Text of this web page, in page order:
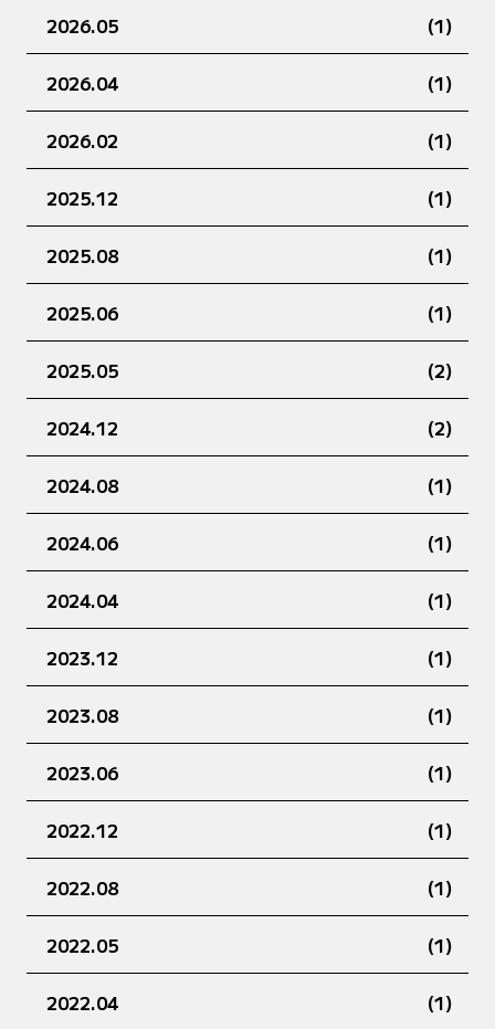
2026.05 (1)
2026.04 (1)
2026.02 (1)
2025.12 (1)
2025.08 (1)
2025.06 (1)
2025.05 (2)
2024.12 (2)
2024.08 (1)
2024.06 (1)
2024.04 (1)
2023.12 (1)
2023.08 (1)
2023.06 (1)
2022.12 (1)
2022.08 (1)
2022.05 (1)
2022.04 (1)